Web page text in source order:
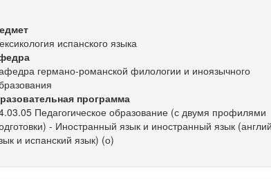
испанского языка
германо-романской филологии и иноязычного
программа
Педагогическое образование (с двумя профилями
- Иностранный язык и иностранный язык
и испанский язык) (о)